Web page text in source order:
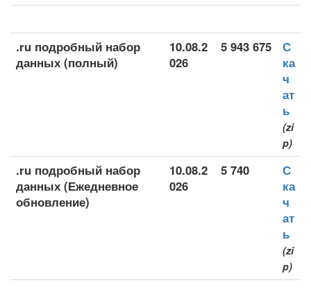
.ru подробный набор
данных (полный)
10.08.2
026
5 943 675
С
ка
ч
ат
ь
(zi
p)
.ru подробный набор
данных (Ежедневное
обновление)
10.08.2
026
5 740
С
ка
ч
ат
ь
(zi
p)